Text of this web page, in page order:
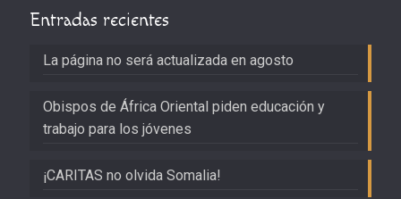
Entradas recientes
La página no será actualizada en agosto
Obispos de África Oriental piden educación y
trabajo para los jóvenes
¡CARITAS no olvida Somalia!